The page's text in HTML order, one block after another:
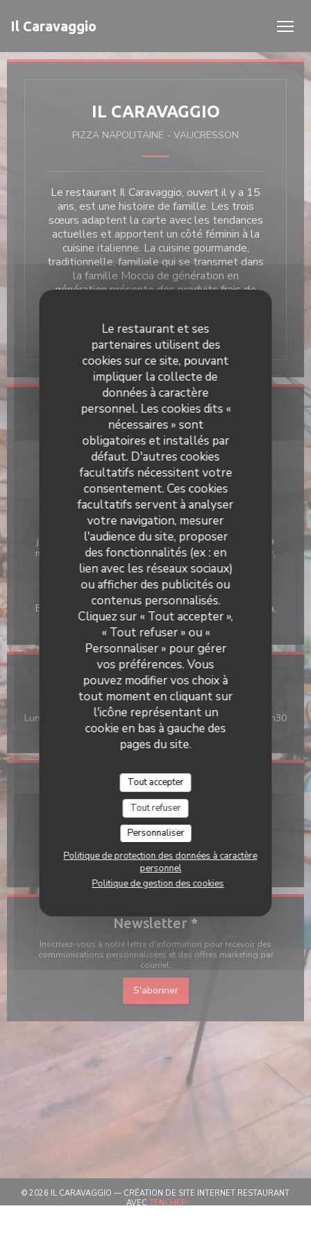
Le restaurant et ses
partenaires utilisent des
cookies sur ce site, pouvant
impliquer la collecte de
données à caractère
personnel. Les cookies dits «
nécessaires » sont
obligatoires et installés par
défaut. D'autres cookies
facultatifs nécessitent votre
consentement. Ces cookies
facultatifs servent à analyser
votre navigation, mesurer
l'audience du site, proposer
des fonctionnalités (ex : en
lien avec les réseaux sociaux)
ou afficher des publicités ou
contenus personnalisés.
Cliquez sur « Tout accepter »,
« Tout refuser » ou «
Personnaliser » pour gérer
vos préférences. Vous
pouvez modifier vos choix à
tout moment en cliquant sur
l'icône représentant un
cookie en bas à gauche des
pages du site.
Tout accepter
Tout refuser
Personnaliser
Politique de protection des données à caractère
personnel
Politique de gestion des cookies
Il Caravaggio
IL CARAVAGGIO
PIZZA NAPOLITAINE - VAUCRESSON
Le restaurant Il Caravaggio, ouvert il y a 15
ans, est une histoire de famille. Les trois
sœurs adaptent la carte avec les tendances
actuelles et apportent un côté féminin à la
cuisine italienne. La cuisine gourmande,
traditionnelle, familiale qui se transmet dans
la famille Moccia de génération en
génération présente des produits frais de
et la simplicité se retrouvent dans l'assiette.
Infos pratiques
Cuisine
Pâtes fraiches
Type de restaurant
Pizza Napolitaine , Restaurant Italien
Services
jardin d'été, Parking, Voiturier, Accès aux personnes à
mobilité réduite, Terrasse chauffée, Vente à emporter,
Accès Wifi
Moyens de paiement
Eurocard/Mastercard, Titres restaurant, Espèces, Visa,
Chèques, American Express, Carte Bleue
Horaires
Lun 12h00 - 14h30 • 19h00 - 22h30
Adresse
27 allée de saint cucufa 92420 Vaucresson
((ouvre une
01 47 41 17 43
Facebook ((ouvre une nouvelle
Newsletter *
Inscrivez-vous à notre lettre d'information pour recevoir des
communications personnalisées et des offres marketing par
courriel.
S'abonner
© 2026 IL CARAVAGGIO — CRÉATION DE SITE INTERNET RESTAURANT
AVECZENCHEF((OUVRE UNE NOUVELLE
Il Caravaggio